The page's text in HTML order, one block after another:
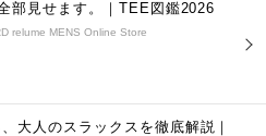
部見せます。｜TEE図鑑2026
relume MENS Online Store
大人のスラックスを徹底解説｜